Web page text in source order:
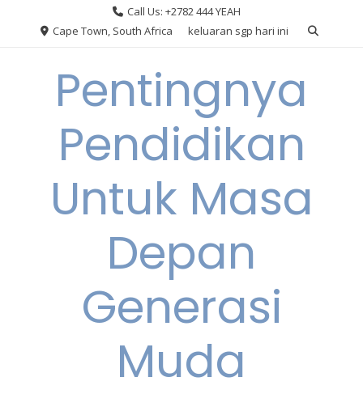
Call Us: +2782 444 YEAH
Cape Town, South Africa
keluaran sgp hari ini
Pentingnya
Pendidikan
Untuk Masa
Depan
Generasi
Muda